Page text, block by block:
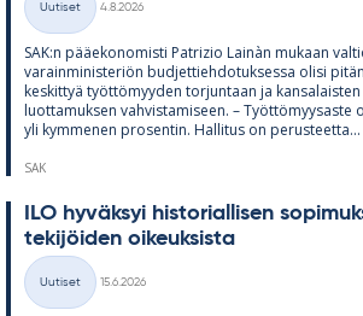
Kategoriat
Uutiset
4.8.2026
SAK:n pää­e­ko­no­misti Pat­rizio Lainàn mu­kaan
va­rain­mi­nis­te­riön bud­jet­tieh­do­tuk­sessa olisi
kes­kit­tyä työt­tö­myy­den tor­jun­taan ja kan­sa­lais­ten
luot­ta­muk­sen vah­vis­ta­mi­seen. – Työt­tö­myy­saste
yli kym­me­nen pro­sen­tin. Hal­li­tus on pe­rus­teetta...
SAK
ILO hy­väk­syi his­to­rial­li­sen
te­ki­jöi­den oi­keuk­sista
Kategoriat
Uutiset
15.6.2026